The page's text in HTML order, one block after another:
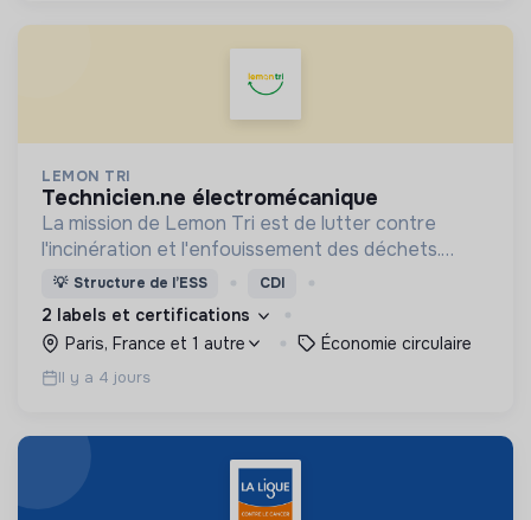
LEMON TRI
technicien.ne électromécanique
La mission de Lemon Tri est de lutter contre
l'incinération et l'enfouissement des déchets.
Adoptez les bons zestes à nos côtés !
💡 Structure de l’ESS CDI
2 labels et certifications
Paris, France et 1 autre
Économie circulaire
Il y a 4 jours